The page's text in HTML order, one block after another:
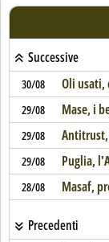
Successive
30/08 Oli usati,
29/08 Mase, i
29/08
29/08 Puglia,
28/08 Masaf,
Precedenti